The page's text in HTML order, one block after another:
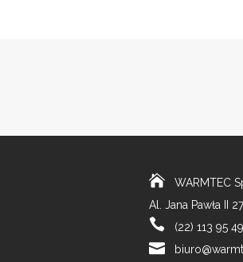
WARMTEC
Al. Jana Pawła II
(22) 113 95 49